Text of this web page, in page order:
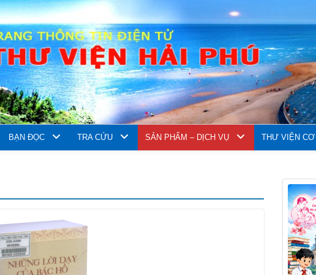
BẠN ĐỌC TRA CỨU SẢN PHẨM – DỊCH VỤ THƯ VIỆN